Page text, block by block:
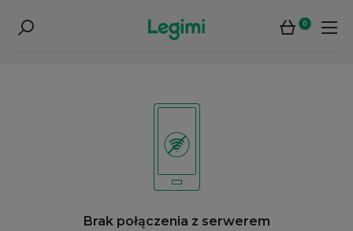
0
Brak połączenia z serwerem